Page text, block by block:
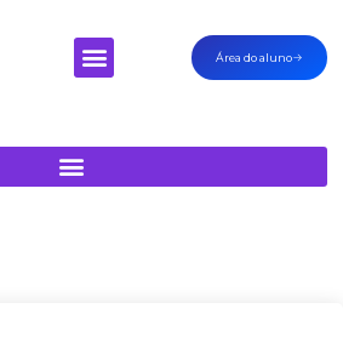
Área do aluno